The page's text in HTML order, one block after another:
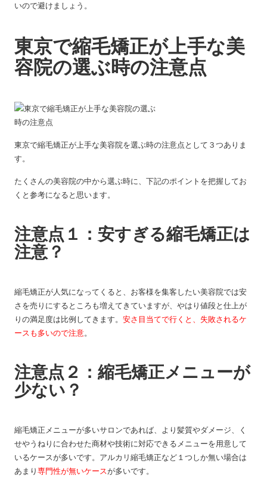
いので避けましょう。
東京で縮毛矯正が上手な美
容院の選ぶ時の注意点
東京で縮毛矯正が上手な美容院を選ぶ時の注意点として３つありま
す。
たくさんの美容院の中から選ぶ時に、下記のポイントを把握してお
くと参考になると思います。
注意点１：安すぎる縮毛矯正は
注意？
縮毛矯正が人気になってくると、お客様を集客したい美容院では安
さを売りにするところも増えてきていますが、やはり値段と仕上が
りの満足度は比例してきます。 安さ目当てで行くと、失敗されるケ
ースも多いので注意。
注意点２：縮毛矯正メニューが
少ない？
縮毛矯正メニューが多いサロンであれば、より髪質やダメージ、く
せやうねりに合わせた商材や技術に対応できるメニューを用意して
いるケースが多いです。アルカリ縮毛矯正など１つしか無い場合は
あまり 専門性が無いケースが多いです。